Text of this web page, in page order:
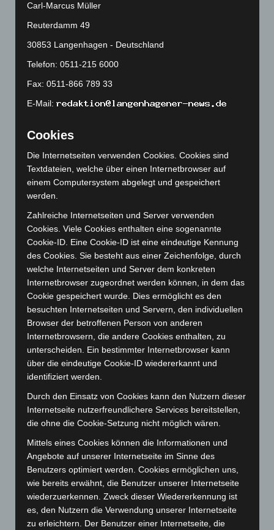
Februar 2025 (96)
Januar 2025(88)
Dezember 2024(89)
November 2024(94)
Oktober 2024(93)
September 2024(112)
Juli 2024(89)
Juni 2024(107)
Mai 2024(149)
April 2024
März 2024(103)
Februar 2024(103)
Januar 2024
(111)
Dezember 2023(130)
November 2023(130)
Oktober 2023(114)
September 2023(133)
August 2023(134)
Juli 2023(118)
Juni 2023(142)
Mai 2023(139)
April 2023(155)
Februar 2023(154)
Januar 2023 (140)
Dezember 2022(130)
November 2022(167)
Oktober 2022(166)
Carl-Marcus Müller
Reuterdamm 49
30853 Langenhagen - Deutschland
Telefon: 0511-215 6000
Fax: 0511-866 789 33
E-Mail:
Cookies
Die Internetseiten verwenden Cookies. Cookies sind
Textdateien, welche über einen Internetbrowser auf
einem Computersystem abgelegt und gespeichert
werden.
Zahlreiche Internetseiten und Server verwenden
Cookies. Viele Cookies enthalten eine sogenannte
Cookie-ID. Eine Cookie-ID ist eine eindeutige Kennung
des Cookies. Sie besteht aus einer Zeichenfolge, durch
welche Internetseiten und Server dem konkreten
Internetbrowser zugeordnet werden können, in dem das
Cookie gespeichert wurde. Dies ermöglicht es den
besuchten Internetseiten und Servern, den individuellen
Browser der betroffenen Person von anderen
Internetbrowsern, die andere Cookies enthalten, zu
unterscheiden. Ein bestimmter Internetbrowser kann
über die eindeutige Cookie-ID wiedererkannt und
identifiziert werden.
Durch den Einsatz von Cookies kann den Nutzern dieser
Internetseite nutzerfreundlichere Services bereitstellen,
die ohne die Cookie-Setzung nicht möglich wären.
Mittels eines Cookies können die Informationen und
Angebote auf unserer Internetseite im Sinne des
Benutzers optimiert werden. Cookies ermöglichen uns,
wie bereits erwähnt, die Benutzer unserer Internetseite
wiederzuerkennen. Zweck dieser Wiedererkennung ist
es, den Nutzern die Verwendung unserer Internetseite
zu erleichtern. Der Benutzer einer Internetseite, die